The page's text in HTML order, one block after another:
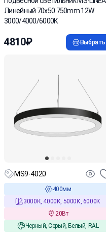
Линейный 70х50 750mm 12W
3000/4000/6000К
4810₽ Выбрать
MS9-4020
400мм
3000К, 4000К, 5000К, 6000К
20Вт
Черный, Серый, Белый, RAL